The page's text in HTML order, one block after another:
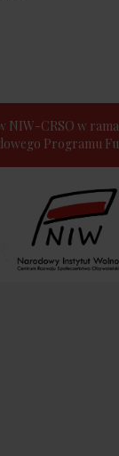
NIW-CRSO w
Programu